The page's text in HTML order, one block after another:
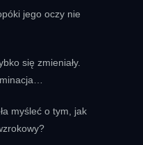
jego oczy nie
się zmieniały.
myśleć o tym, jak